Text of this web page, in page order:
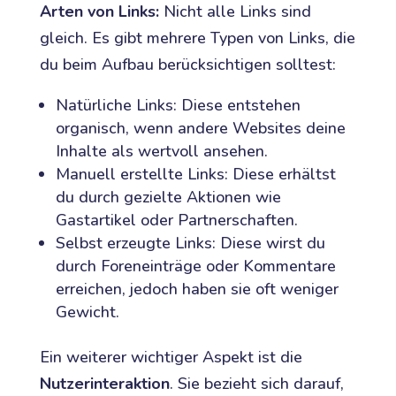
Arten von Links:Nicht alle Links sind
gleich. Es gibt mehrere Typen von Links, die
du beim Aufbau berücksichtigen solltest:
Natürliche Links: Diese entstehen
organisch, wenn andere Websites deine
Inhalte als wertvoll ansehen.
Manuell erstellte Links: Diese erhältst
du durch gezielte Aktionen wie
Gastartikel oder Partnerschaften.
Selbst erzeugte Links: Diese wirst du
durch Foreneinträge oder Kommentare
erreichen, jedoch haben sie oft weniger
Gewicht.
Ein weiterer wichtiger Aspekt ist die
Nutzerinteraktion. Sie bezieht sich darauf,